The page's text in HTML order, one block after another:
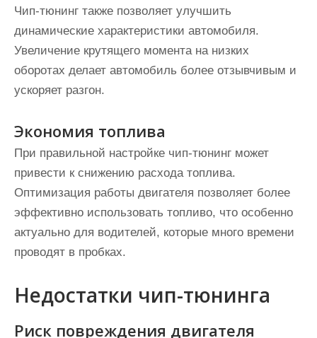
Чип-тюнинг также позволяет улучшить
динамические характеристики автомобиля.
Увеличение крутящего момента на низких
оборотах делает автомобиль более отзывчивым и
ускоряет разгон.
Экономия топлива
При правильной настройке чип-тюнинг может
привести к снижению расхода топлива.
Оптимизация работы двигателя позволяет более
эффективно использовать топливо, что особенно
актуально для водителей, которые много времени
проводят в пробках.
Недостатки чип-тюнинга
Риск повреждения двигателя